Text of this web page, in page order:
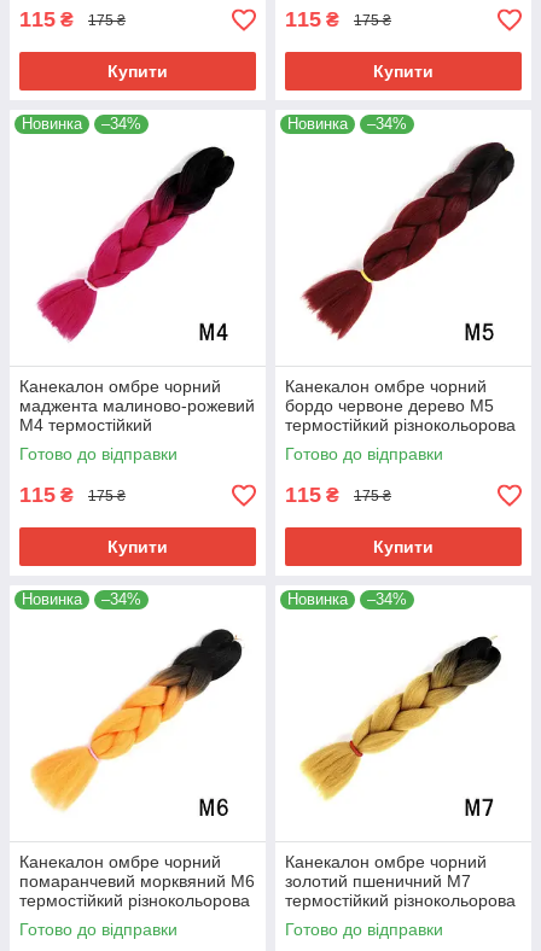
115 ₴ 175 ₴
Купити
115 ₴ 175 ₴
Купити
Новинка –34%
Канекалон омбре чорний
маджента малиново-рожевий
М4 термостійкий
різнокольорова коса Jumbo
довжина 60см вага 100гр для
плетіння
Готово до відправки
115 ₴ 175 ₴
Купити
Новинка –34%
Канекалон омбре чорний
бордо червоне дерево М5
термостійкий різнокольорова
коса Jumbo довжина 60см
вага 100гр для плетіння
Готово до відправки
115 ₴ 175 ₴
Купити
Новинка –34%
Канекалон омбре чорний
помаранчевий морквяний М6
термостійкий різнокольорова
коса Jumbo довжина 60см
вага 100гр для плетіння
Готово до відправки
Новинка –34%
Канекалон омбре чорний
золотий пшеничний М7
термостійкий різнокольорова
коса Jumbo довжина 60см
вага 100гр для плетіння
Готово до відправки